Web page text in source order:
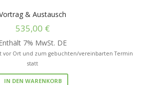
& Austausch
535,00 €
7% MwSt. DE
vor Ort und zum gebuchten/vereinbarten Termin
statt
IN DEN WARENKORB